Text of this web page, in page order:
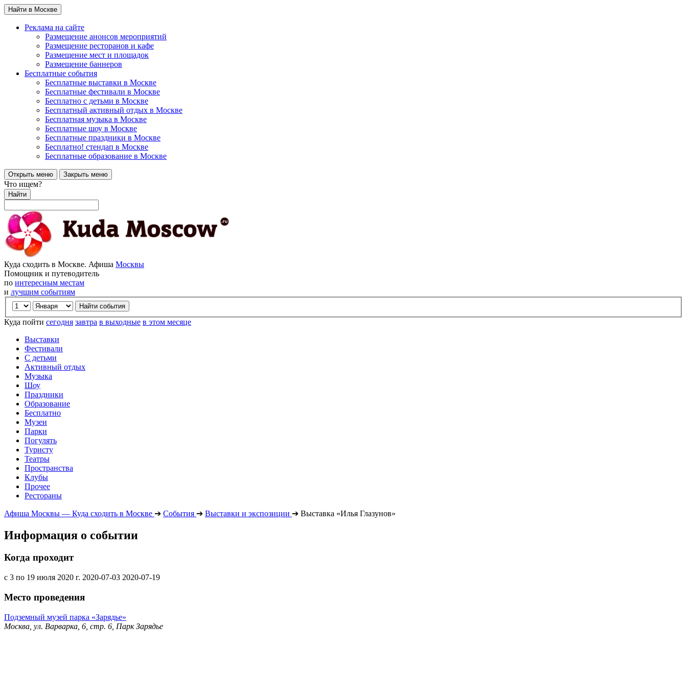
Найти в Москве
Реклама на сайте
Размещение анонсов мероприятий
Размещение ресторанов и кафе
Размещение мест и площадок
Размещение баннеров
Бесплатные события
Бесплатные выставки в Москве
Бесплатные фестивали в Москве
Бесплатно с детьми в Москве
Бесплатный активный отдых в Москве
Бесплатная музыка в Москве
Бесплатные шоу в Москве
Бесплатные праздники в Москве
Бесплатно! стендап в Москве
Бесплатные образование в Москве
Открыть меню Закрыть меню
Что ищем?
Найти
Куда сходить в Москве. Афиша Москвы
Помощник и путеводитель
по интересным местам
и лучшим событиям
Куда пойти сегодня завтра в выходные в этом месяце
Выставки
Фестивали
С детьми
Активный отдых
Музыка
Шоу
Праздники
Образование
Бесплатно
Музеи
Парки
Погулять
Туристу
Театры
Пространства
Клубы
Прочее
Рестораны
Афиша Москвы — Куда сходить в Москве ➔ События ➔ Выставки и экспозиции ➔ Выставка «Илья Глазунов»
Информация о событии
Когда проходит
с 3 по 19 июля 2020 г. 2020-07-03 2020-07-19
Место проведения
Подземный музей парка «Зарядье»
Москва, ул. Варварка, 6, стр. 6, Парк Зарядье